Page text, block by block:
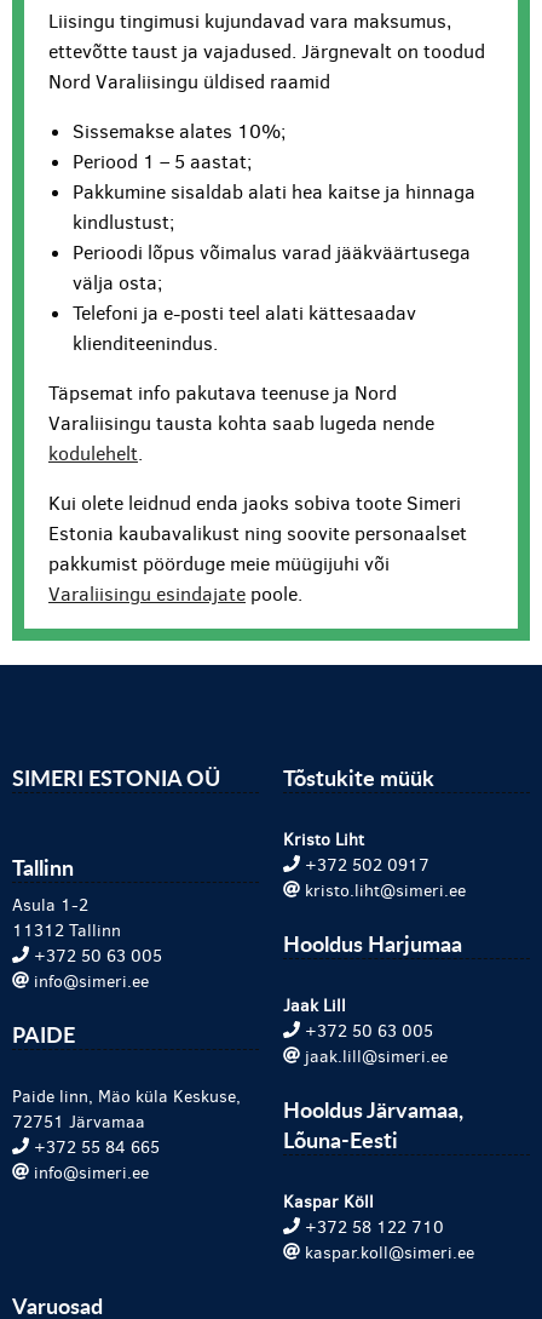
Liisingu tingimusi kujundavad vara maksumus,
ettevõtte taust ja vajadused. Järgnevalt on toodud
Nord Varaliisingu üldised raamid
Sissemakse alates 10%;
Periood 1 – 5 aastat;
Pakkumine sisaldab alati hea kaitse ja hinnaga
kindlustust;
Perioodi lõpus võimalus varad jääkväärtusega
välja osta;
Telefoni ja e-posti teel alati kättesaadav
klienditeenindus.
Täpsemat info pakutava teenuse ja Nord
Varaliisingu tausta kohta saab lugeda nende
kodulehelt.
Kui olete leidnud enda jaoks sobiva toote Simeri
Estonia kaubavalikust ning soovite personaalset
pakkumist pöörduge meie müügijuhi või
Varaliisingu esindajate poole.
SIMERI ESTONIA OÜ
Tallinn
Asula 1-2
11312 Tallinn
+372 50 63 005
info@simeri.ee
PAIDE
Paide linn, Mäo küla Keskuse,
72751 Järvamaa
+372 55 84 665
info@simeri.ee
Tõstukite müük
Kristo Liht
+372 502 0917
kristo.liht@simeri.ee
Hooldus Harjumaa
Jaak Lill
+372 50 63 005
jaak.lill@simeri.ee
Hooldus Järvamaa,
Lõuna-Eesti
Kaspar Köll
+372 58 122 710
kaspar.koll@simeri.ee
Varuosad